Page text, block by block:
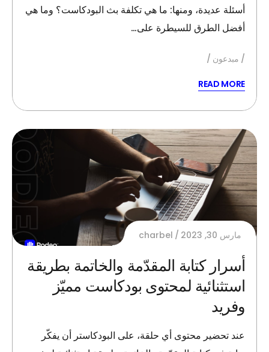
أسئلة عديدة، ومنها: ما هي تكلفة بث البودكاست؟ وما هي
أفضل الطرق للسيطرة على…
مبدعون
READ MORE
مارس 30, 2023 charbel
أسرار كتابة المقدّمة والخاتمة بطريقة
استثنائية لمحتوى بودكاست مميّز
وفريد
عند تحضير محتوى أي حلقة، على البودكاستر أن يفكّر